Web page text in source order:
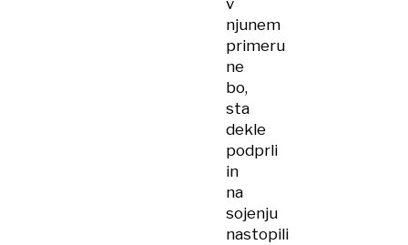
v
njunem
primeru
ne
bo,
sta
dekle
podprli
in
na
sojenju
nastopili